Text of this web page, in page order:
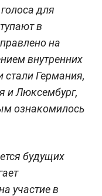
для
в
на
внутренних
Германия,
и Люксембург,
ознакомилось
будущих
участие в